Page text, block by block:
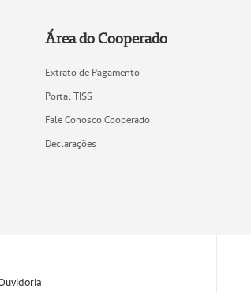
Área do Cooperado
Extrato de Pagamento
Portal TISS
Fale Conosco Cooperado
Declarações